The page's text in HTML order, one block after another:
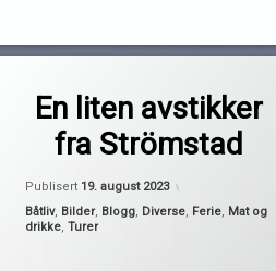
En liten avstikker
fra Strömstad
Publisert 19. august 2023
Kategorier:
Båtliv, Bilder, Blogg, Diverse, Ferie, Mat og
drikke, Turer
Göteborg
Slottsskogen
sverige
tog